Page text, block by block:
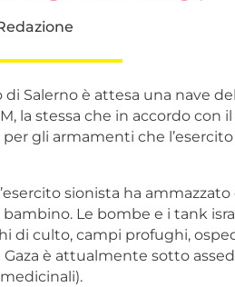
Salerno è attesa una nave
la stessa che in accordo con
gli armamenti che
sionista ha ammazzato
Le bombe e i tank
di culto, campi profughi,
è attualmente sotto